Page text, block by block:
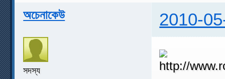
অচেনাকেউ 2010-
সদস্য